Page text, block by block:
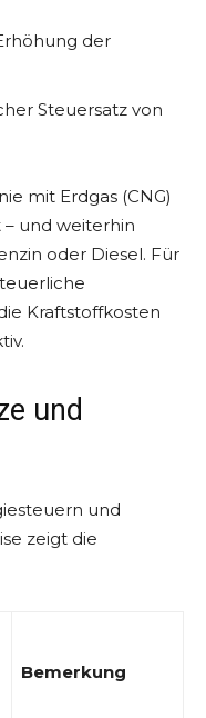
der
Steuersatz von
mit Erdgas (CNG)
und weiterhin
oder Diesel. Für
Kraftstoffkosten
und
und
zeigt die
Bemerkung